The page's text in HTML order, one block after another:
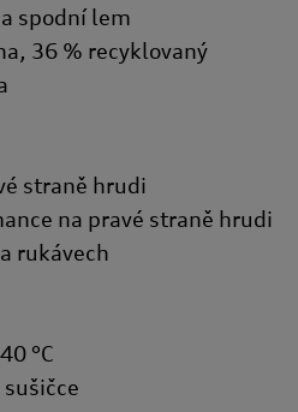
spodní lem
36 % recyklovaný
straně hrudi
na pravé straně hrudi
rukávech
°C